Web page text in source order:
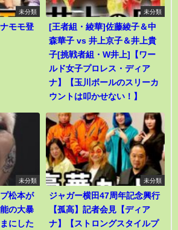
未分類
モモ登
未分類
[王者組・綾華]佐藤綾子＆中
森華子 vs 井上京子＆井上貴
子[挑戦者組・W井上]【ワー
ルド女子プロレス・ディア
ナ】【玉川ボールのスリーカ
ウントは叩かせない！】
未分類
松本が
の大暴
にした
未分類
ジャガー横田47周年記念興行
【孤高】記者会見【ディア
ナ】【ストロングスタイルプ